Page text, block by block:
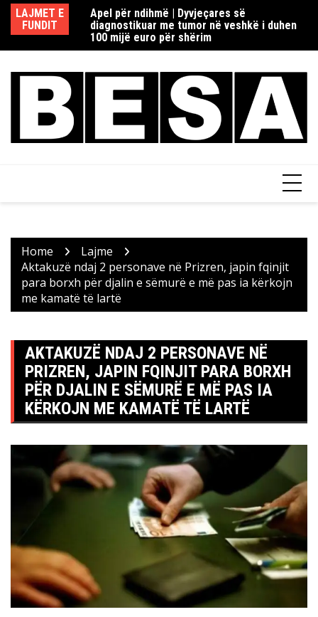
Skip
content
LAJMET E
FUNDIT
rome në
si dhe Fake
Apel për ndihmë | Dyvjeçares së
diagnostikuar me tumor në veshkë i duhen
100 mijë euro për shërim
Home
Lajme
Aktakuzë ndaj 2 personave në Prizren, japin fqinjit
para borxh për djalin e sëmurë e më pas ia kërkojn
me kamatë të lartë
AKTAKUZË NDAJ 2 PERSONAVE NË
PRIZREN, JAPIN FQINJIT PARA BORXH
PËR DJALIN E SËMURË E MË PAS IA
KËRKOJN ME KAMATË TË LARTË